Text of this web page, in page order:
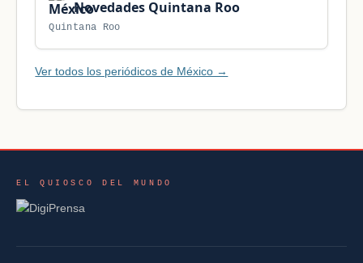
Novedades Quintana Roo
Quintana Roo
Ver todos los periódicos de México →
EL QUIOSCO DEL MUNDO